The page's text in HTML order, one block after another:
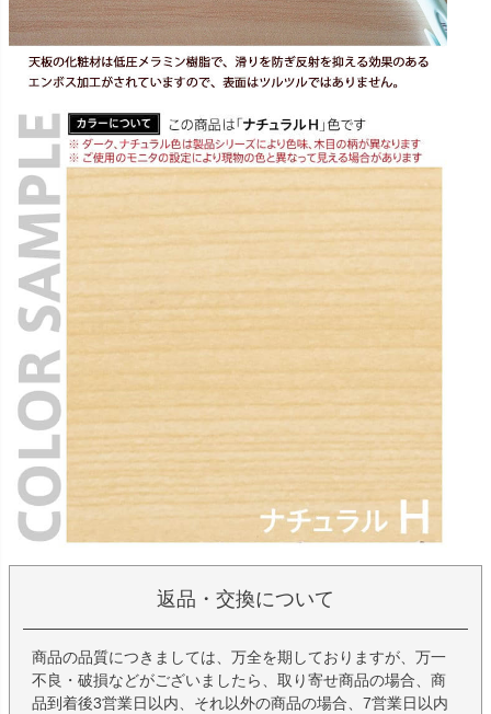
返品・交換について
商品の品質につきましては、万全を期しておりますが、万一
不良・破損などがございましたら、取り寄せ商品の場合、商
品到着後3営業日以内、それ以外の商品の場合、7営業日以内